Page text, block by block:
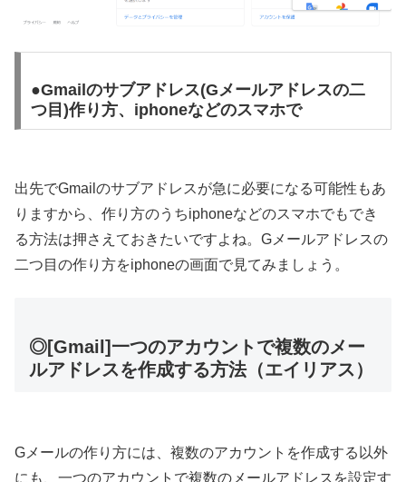
●Gmailのサブアドレス(Gメールアドレスの二
つ目)作り方、iphoneなどのスマホで
出先でGmailのサブアドレスが急に必要になる可能性もあ
りますから、作り方のうちiphoneなどのスマホでもでき
る方法は押さえておきたいですよね。Gメールアドレスの
二つ目の作り方をiphoneの画面で見てみましょう。
◎[Gmail]一つのアカウントで複数のメー
ルアドレスを作成する方法（エイリアス）
Gメールの作り方には、複数のアカウントを作成する以外
にも、一つのアカウントで複数のメールアドレスを設定す